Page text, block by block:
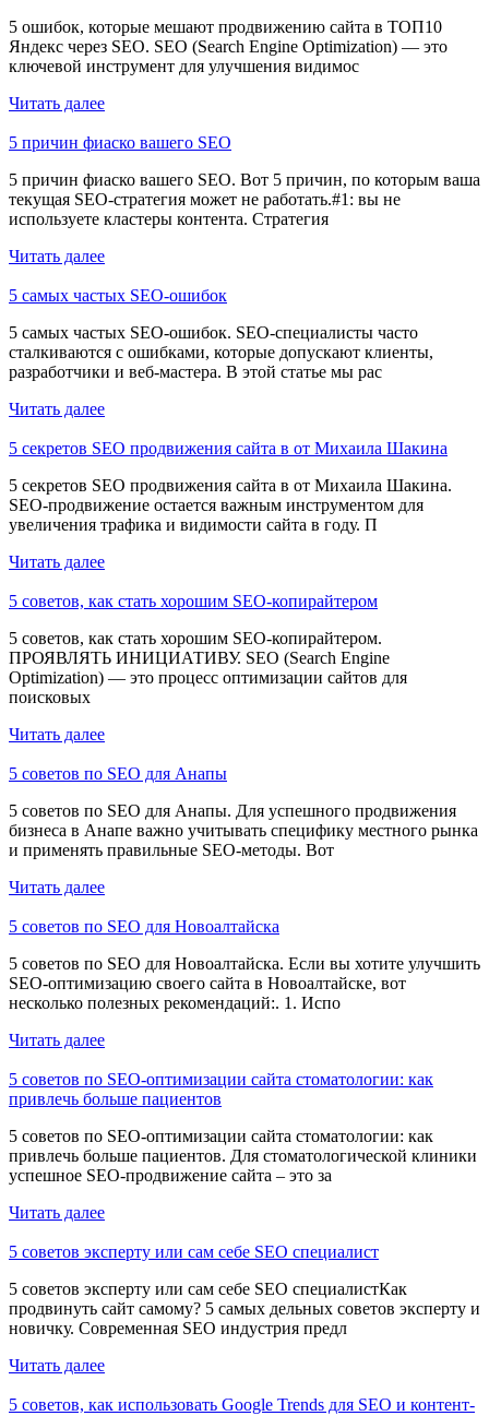
5 ошибок, которые мешают продвижению сайта в ТОП10
Яндекс через SEO. SEO (Search Engine Optimization) — это
ключевой инструмент для улучшения видимос
Читать далее
5 причин фиаско вашего SEO
5 причин фиаско вашего SEO. Вот 5 причин, по которым ваша
текущая SEO-стратегия может не работать.#1: вы не
используете кластеры контента. Стратегия
Читать далее
5 самых частых SEO-ошибок
5 самых частых SEO-ошибок. SEO-специалисты часто
сталкиваются с ошибками, которые допускают клиенты,
разработчики и веб-мастера. В этой статье мы рас
Читать далее
5 секретов SEO продвижения сайта в от Михаила Шакина
5 секретов SEO продвижения сайта в от Михаила Шакина.
SEO-продвижение остается важным инструментом для
увеличения трафика и видимости сайта в году. П
Читать далее
5 советов, как стать хорошим SEO-копирайтером
5 советов, как стать хорошим SEO-копирайтером.
ПРОЯВЛЯТЬ ИНИЦИАТИВУ. SEO (Search Engine
Optimization) — это процесс оптимизации сайтов для
поисковых
Читать далее
5 советов по SEO для Анапы
5 советов по SEO для Анапы. Для успешного продвижения
бизнеса в Анапе важно учитывать специфику местного рынка
и применять правильные SEO-методы. Вот
Читать далее
5 советов по SEO для Новоалтайска
5 советов по SEO для Новоалтайска. Если вы хотите улучшить
SEO-оптимизацию своего сайта в Новоалтайске, вот
несколько полезных рекомендаций:. 1. Испо
Читать далее
5 советов по SEO-оптимизации сайта стоматологии: как
привлечь больше пациентов
5 советов по SEO-оптимизации сайта стоматологии: как
привлечь больше пациентов. Для стоматологической клиники
успешное SEO-продвижение сайта – это за
Читать далее
5 советов эксперту или сам себе SEO специалист
5 советов эксперту или сам себе SEO специалистКак
продвинуть сайт самому? 5 самых дельных советов эксперту и
новичку. Современная SEO индустрия предл
Читать далее
5 советов, как использовать Google Trends для SEO и контент-